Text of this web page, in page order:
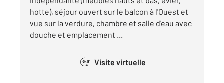
hotte), séjour ouvert sur le balcon à l'Ouest et
vue sur la verdure, chambre et salle d'eau avec
douche et emplacement ...
360° Visite virtuelle